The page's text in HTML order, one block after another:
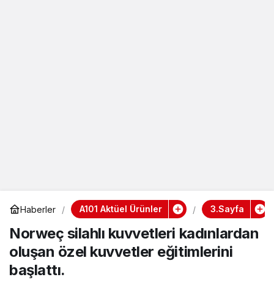
Haberler A101 Aktüel Ürünler 3.Sayfa
Norweç silahlı kuvvetleri kadınlardan
oluşan özel kuvvetler eğitimlerini
başlattı.